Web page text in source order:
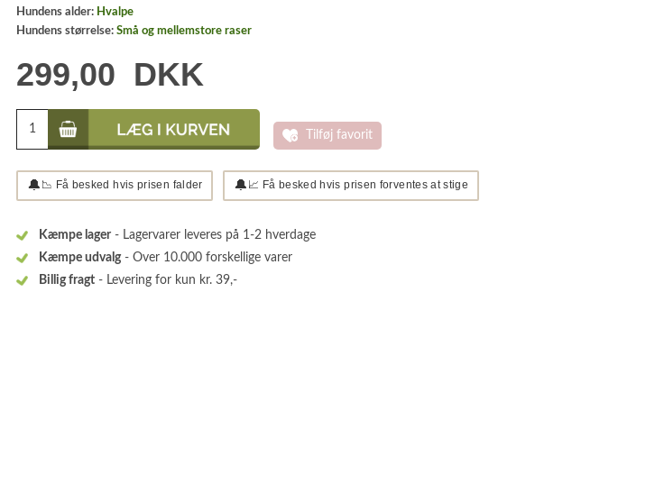
Hundens alder: Hvalpe
Hundens størrelse: Små og mellemstore raser
299,00 DKK
Tilføj favorit
🔔 📉 Få besked hvis prisen falder 🔔 📈 Få besked hvis prisen forventes at stige
Kæmpe lager - Lagervarer leveres på 1-2 hverdage
Kæmpe udvalg- Over 10.000 forskellige varer
Billig fragt - Levering for kun kr. 39,-